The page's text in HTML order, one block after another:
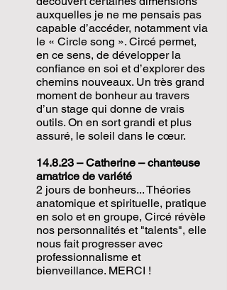
auxquelles je ne me pensais pas
capable d’accéder, notamment via
le « Circle song ». Circé permet,
en ce sens, de développer la
confiance en soi et d’explorer des
chemins nouveaux. Un très grand
moment de bonheur au travers
d’un stage qui donne de vrais
outils. On en sort grandi et plus
assuré, le soleil dans le cœur.
14.8.23 –Catherine –chanteuse
amatrice de variété
2 jours de bonheurs... Théories
anatomique et spirituelle, pratique
en solo et en groupe, Circé révèle
nos personnalités et "talents", elle
nous fait progresser avec
professionnalisme et
bienveillance. MERCI !